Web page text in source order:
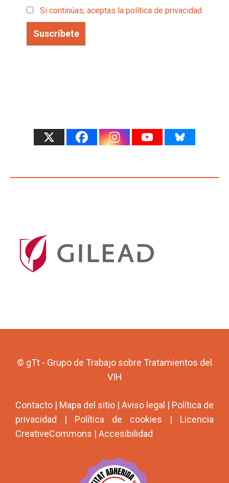
Si continúas, aceptas la política de privacidad
© gTt - Grupo de Trabajo sobre Tratamientos del
VIH
Contacto | Mapa del sitio | Aviso legal | Política de
privacidad | Política de cookies | Licencia
CreativeCommons | Accesibilidad